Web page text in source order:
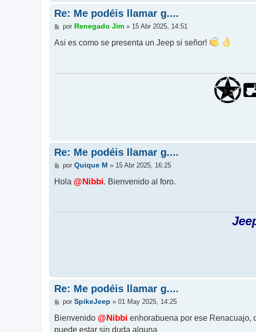
Re: Me podéis llamar g....
M
n
e
por Renegado Jim» 15 Abr 2025, 14:51
Asi es como se presenta un Jeep si señor!
Re: Me podéis llamar g....
M
n
e
por Quique M » 15 Abr 2025, 16:25
Hola @Nibbi. Bienvenido al foro.
Re: Me podéis llamar g....
M
n
por SpikeJeep » 01 May 2025, 14:25
Bienvenido @Nibbi enhorabuena por ese Renacuajo,
puede estar sin duda alguna